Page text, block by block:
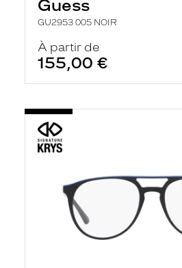
Guess
GU2953 005 NOIR
À partir de
155,00 €